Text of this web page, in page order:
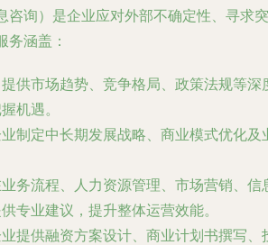
咨询）是企业应对外部不确定性、寻求突
务涵盖：
提供市场趋势、竞争格局、政策法规等深
机遇。
业制定中长期发展战略、商业模式优化及
业务流程、人力资源管理、市场营销、信
专业建议，提升整体运营效能。
业提供融资方案设计、商业计划书撰写、